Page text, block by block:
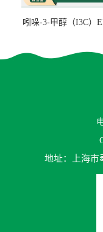
吲哚-3-甲醇（I3C）
地址：上海市